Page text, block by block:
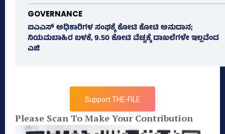
GOVERNANCE
ಐಎಎಸ್‌ ಅಧಿಕಾರಿಗಳ ಸಂಘಕ್ಕೆ ಕೋಟಿ ಕೋಟಿ ಅನುದಾನ;
ನಿಯಮಬಾಹಿರ ಬಳಕೆ, 9.50 ಕೋಟಿ ವೆಚ್ಚಕ್ಕೆ ದಾಖಲೆಗಳೇ ಇಲ್ಲವೆಂದ
ಎಜಿ
Support THE-FILE
Please Scan To Make Your Contribution